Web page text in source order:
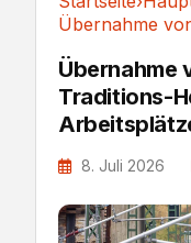
Übernahme
Traditions-
8. Juli 2026